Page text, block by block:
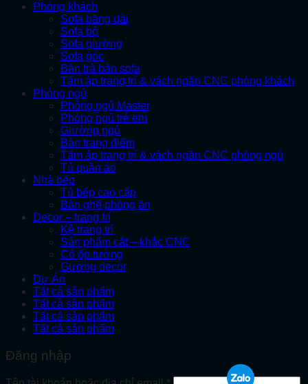
Phòng khách
Sofa băng dài
Sofa bộ
Sofa giường
Sofa góc
Bàn trà bàn sofa
Tấm áp trang trí & vách ngăn CNC phòng khách
Phòng ngủ
Phòng ngủ Master
Phòng ngủ trẻ em
Giường ngủ
Bàn trang điểm
Tấm áp trang trí & vách ngăn CNC phòng ngủ
Tủ quần áo
Nhà bếp
Tủ bếp cao cấp
Bàn ghế phòng ăn
Decor – trang trí
Kệ trang trí
Sản phẩm cắt – khắc CNC
Cỏ ốp tường
Gương decor
Dự Án
Tất cả sản phẩm
Tất cả sản phẩm
Tất cả sản phẩm
Tất cả sản phẩm
Đăng nhập
Bắt